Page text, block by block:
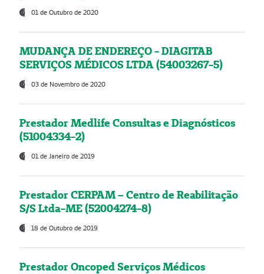
01 de Outubro de 2020
MUDANÇA DE ENDEREÇO - DIAGITAB
SERVIÇOS MÉDICOS LTDA (54003267-5)
03 de Novembro de 2020
Prestador Medlife Consultas e Diagnósticos
(51004334-2)
01 de Janeiro de 2019
Prestador CERPAM – Centro de Reabilitação
S/S Ltda-ME (52004274-8)
18 de Outubro de 2019
Prestador Oncoped Serviços Médicos